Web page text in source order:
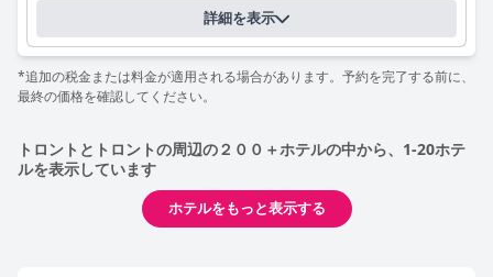
が快適でないと感じる宿泊客もいます。全体として、ザ・オム
ニ・キング・エドワード・ホテルは、一流の雰囲気を醸し出し、
快適な贅沢を提供する最高のホテルであり、家族連れにも一人旅
にも最適な宿泊施設です。
詳細を表示
*追加の税金または料金が適用される場合があります。予約を完了する前に、
最終の価格を確認してください。
トロントとトロントの周辺の２００＋ホテルの中から、1-20ホテ
ルを表示しています
ホテルをもっと表示する